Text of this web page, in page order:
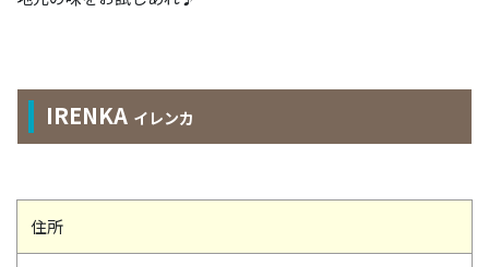
IRENKA イレンカ
住所